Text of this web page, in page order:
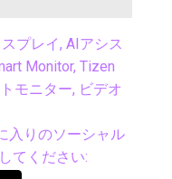
プレイ, AIアシス
Monitor, Tizen
モニター, ビデオ
入りのソーシャル
てください: